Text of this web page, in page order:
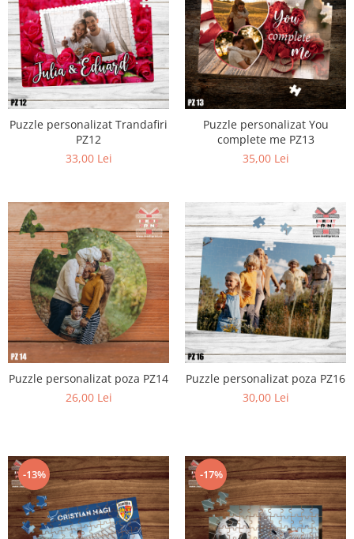
Puzzle personalizat Trandafiri
PZ12
33,00 Lei
Puzzle personalizat You
complete me PZ13
35,00 Lei
Puzzle personalizat poza PZ14
26,00 Lei
Puzzle personalizat poza PZ16
30,00 Lei
-13% -17%